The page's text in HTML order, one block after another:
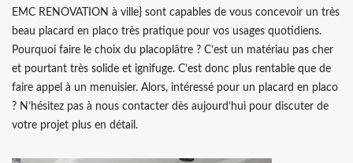
EMC RENOVATION à ville} sont capables de vous concevoir un très
beau placard en placo très pratique pour vos usages quotidiens.
Pourquoi faire le choix du placoplâtre ? C’est un matériau pas cher
et pourtant très solide et ignifuge. C’est donc plus rentable que de
faire appel à un menuisier. Alors, intéressé pour un placard en placo
? N’hésitez pas à nous contacter dès aujourd’hui pour discuter de
votre projet plus en détail.